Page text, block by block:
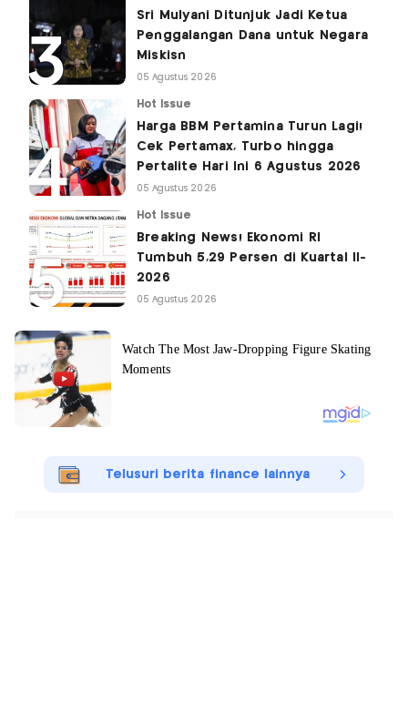
Sri Mulyani Ditunjuk Jadi Ketua
Penggalangan Dana untuk Negara
Miskisn
05 Agustus 2026
Hot Issue
Harga BBM Pertamina Turun Lagi!
Cek Pertamax, Turbo hingga
Pertalite Hari Ini 6 Agustus 2026
05 Agustus 2026
Hot Issue
Breaking News! Ekonomi RI
Tumbuh 5,29 Persen di Kuartal II-
2026
05 Agustus 2026
Telusuri berita finance lainnya